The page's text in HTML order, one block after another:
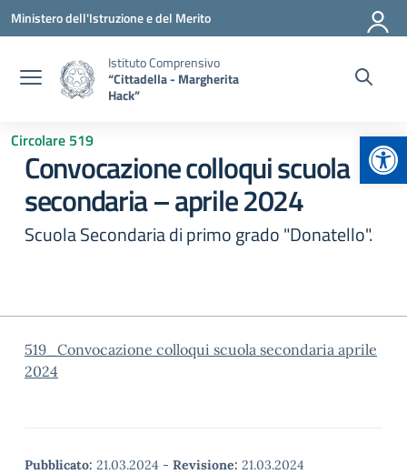
Vai ai contenuti
Vai al menu di navigazione
Vai al footer
Ministero dell'Istruzione e del Merito
Istituto Comprensivo
“Cittadella - Margherita
Hack”
Circolare 519
Convocazione colloqui scuola
secondaria – aprile 2024
Scuola Secondaria di primo grado "Donatello".
519_Convocazione colloqui scuola secondaria aprile
2024
Pubblicato: 21.03.2024 - Revisione: 21.03.2024